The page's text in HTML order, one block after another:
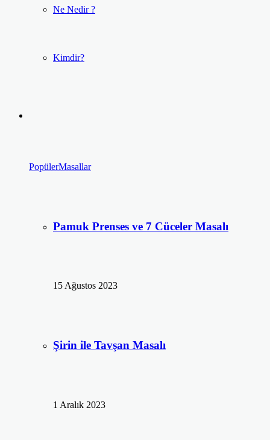
Ne Nedir ?
Kimdir?
PopülerMasallar
Pamuk Prenses ve 7 Cüceler Masalı
15 Ağustos 2023
Şirin ile Tavşan Masalı
1 Aralık 2023